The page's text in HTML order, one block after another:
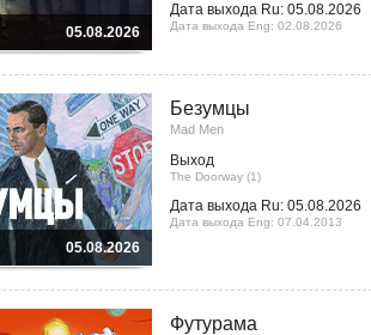
05.08.2026
Дата выхода Ru: 05.08.2026
Дата выхода Eng: 02.08.2026
05.08.2026
Безумцы
Mad Men
Выход
The Doorway (1)
Дата выхода Ru: 05.08.2026
Дата выхода Eng: 07.04.2013
Футурама